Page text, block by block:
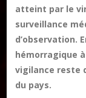
Publier un livre
Charte
Collections
Formation en
atteint par le
surveillance
d’observation.
hémorragique
vigilance reste
du pays.